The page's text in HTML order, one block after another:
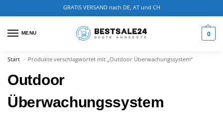
GRATIS VERSAND nach DE, AT und CH
MENU 0
Start / Produkte verschlagwortet mit „Outdoor Überwachungssystem“
Outdoor
Überwachungssystem